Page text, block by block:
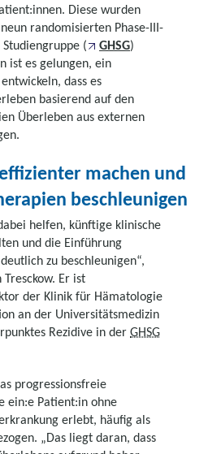
Diese wurden
randomisierten Phase-III-
(
GHSG)
ist es gelungen, ein
dass es
basierend auf den
Überleben aus externen
machen und
beschleunigen
helfen, künftige klinische
und die Einführung
zu beschleunigen“,
Er ist
der Klinik für Hämatologie
an der Universitätsmedizin
Rezidive in der GHSG
progressionsfreie
ein:e Patient:in ohne
erlebt, häufig als
„Das liegt daran, dass